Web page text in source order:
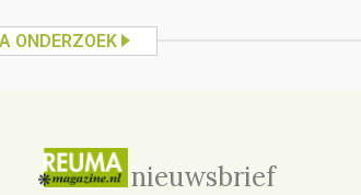
ONDERZOEK
nieuwsbrief